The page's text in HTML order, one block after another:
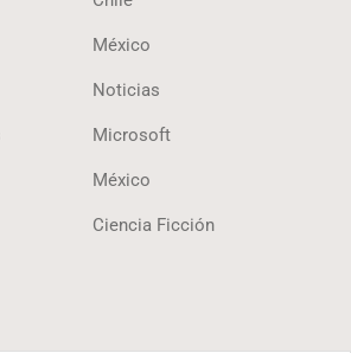
México
Noticias
Microsoft
México
Ciencia Ficción